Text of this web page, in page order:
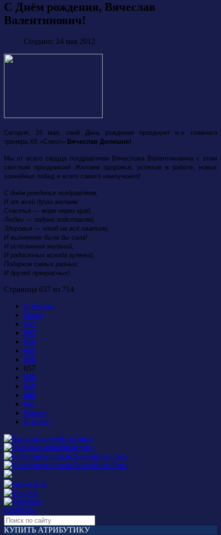
С Днём рождения, Вячеслав
Валентинович!
Создано: 24 мая 2012
Сегодня, 24 мая, свой День рождения празднует и.о. главного
тренера ХК «Сокол» Вячеслав Долишня!
Мы от всего сердца поздравляем Вячеслава Валентиновича с этим
светлым праздником! Желаем здоровья, успехов в работе, новых
хоккейных побед и всего самого наилучшего!
С днём рожденья поздравляем,
И от всей души желаем:
Счастья — море через край,
Любви — ладони подставляй,
Здоровья — чтоб на всё хватило,
И жизненная была бы сила!
И исполнения желаний,
И радостных всегда гуляний,
Подарков самых разных,
И друзей прекрасных!
Страница 657 из 714
В начало
Назад
652
653
654
655
656
657
658
659
660
661
Вперед
В конец
БИЛЕТЫ
КУПИТЬ АТРИБУТИКУ